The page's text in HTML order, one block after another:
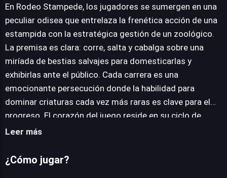
JUEGALO AHORA
En Rodeo Stampede, los jugadores se sumergen en una
peculiar odisea que entrelaza la frenética acción de una
estampida con la estratégica gestión de un zoológico.
La premisa es clara: corre, salta y cabalga sobre una
miríada de bestias salvajes para domesticarlas y
exhibirlas ante el público. Cada carrera es una
emocionante persecución donde la habilidad para
dominar criaturas cada vez más raras es clave para el
progreso. El corazón del juego reside en su ciclo de
juego adictivo. Comienzas con un humilde zoológico
desean ver tu creciente colección de fauna exótica. Sin
Leer más
¿Cómo jugar?